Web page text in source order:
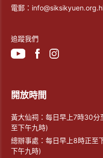
電郵：
追蹤我們
開放時間
黃大仙祠：每日早上7時30
至下午九時)
總辦事處：每日早上8時正至
下午九時)